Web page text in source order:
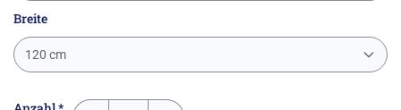
Breite
120 cm